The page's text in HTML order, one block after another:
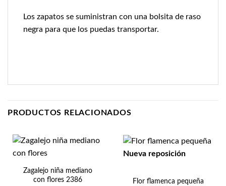
Los zapatos se suministran con una bolsita de raso
negra para que los puedas transportar.
PRODUCTOS RELACIONADOS
Zagalejo niña mediano
con flores 2386
Nueva reposición
Flor flamenca pequeña